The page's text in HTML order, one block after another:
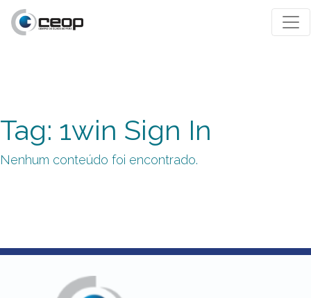
Tag: 1win Sign In
Nenhum conteúdo foi encontrado.